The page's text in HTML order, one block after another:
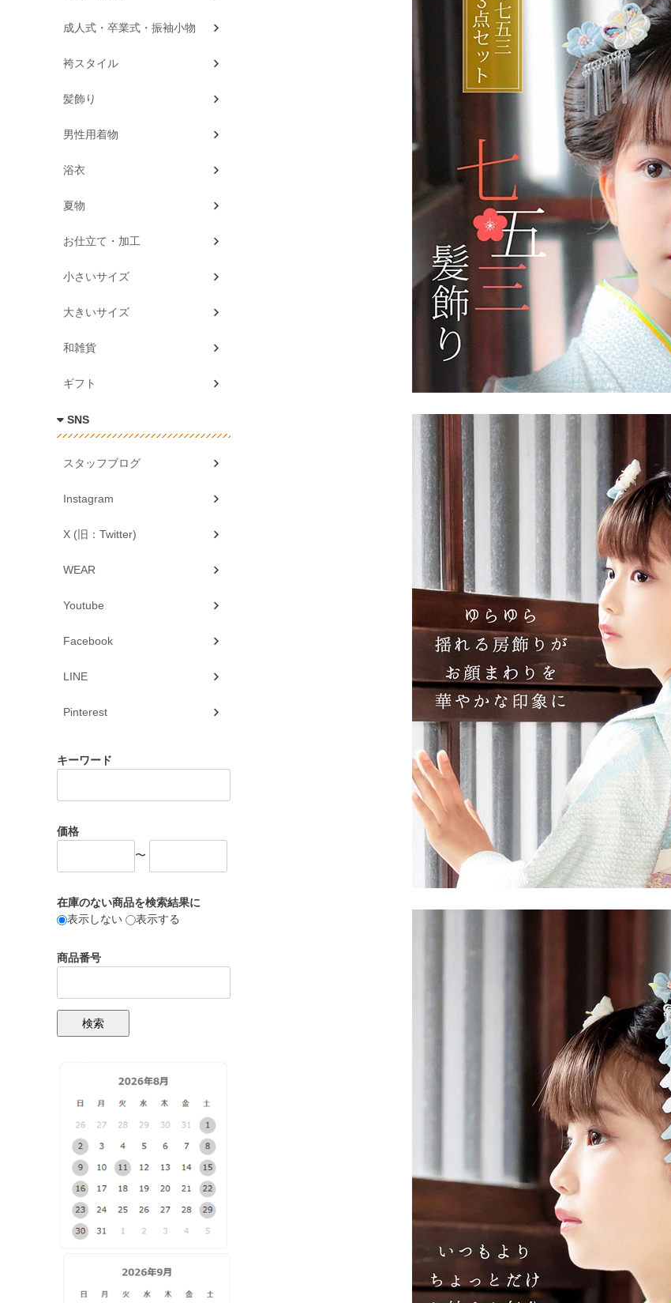
成人式・卒業式・振袖小物
袴スタイル
髪飾り
男性用着物
浴衣
夏物
お仕立て・加工
小さいサイズ
大きいサイズ
和雑貨
ギフト
SNS
スタッフブログ
Instagram
X (旧：Twitter)
WEAR
Youtube
Facebook
LINE
Pinterest
キーワード
価格
〜
在庫のない商品を検索結果に
表示しない
表示する
商品番号
検索